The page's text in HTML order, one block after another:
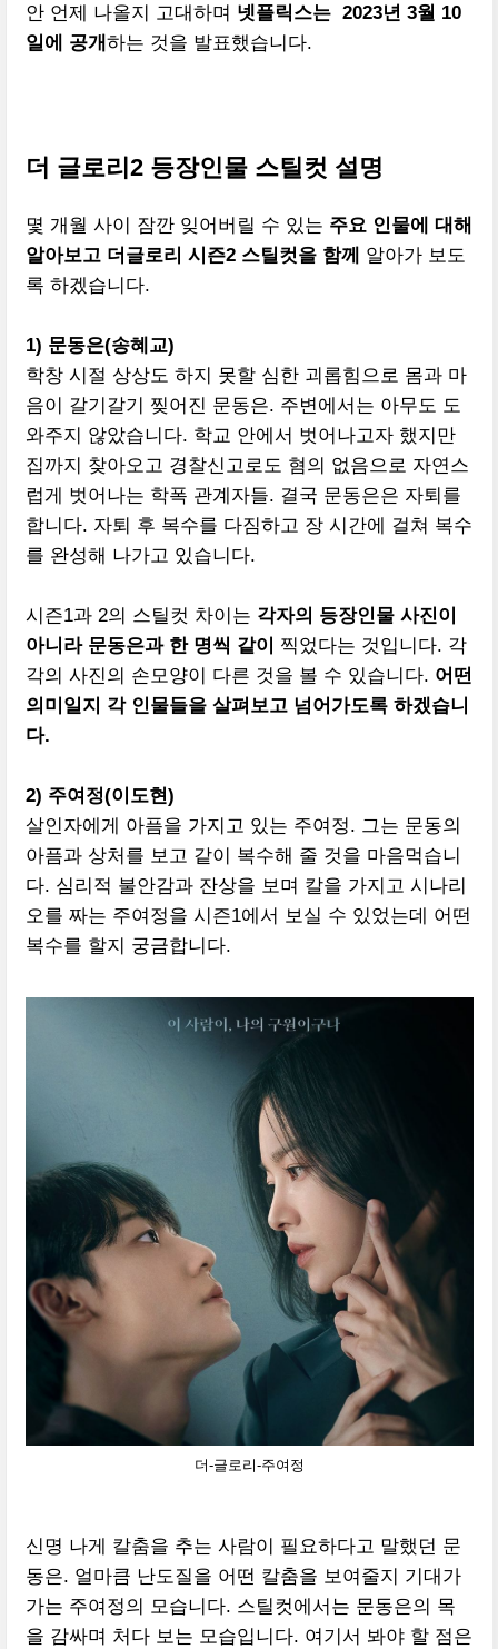
안 언제 나올지 고대하며 넷플릭스는 2023년 3월 10
일에 공개하는 것을 발표했습니다.
더 글로리2 등장인물 스틸컷 설명
몇 개월 사이 잠깐 잊어버릴 수 있는 주요 인물에 대해
알아보고 더글로리 시즌2 스틸컷을 함께
알아가 보도
록 하겠습니다.
1) 문동은(송혜교)
학창 시절 상상도 하지 못할 심한 괴롭힘으로 몸과 마
음이 갈기갈기 찢어진 문동은. 주변에서는 아무도 도
와주지 않았습니다. 학교 안에서 벗어나고자 했지만
집까지 찾아오고 경찰신고로도 혐의 없음으로 자연스
럽게 벗어나는 학폭 관계자들. 결국 문동은은 자퇴를
합니다. 자퇴 후 복수를 다짐하고 장 시간에 걸쳐 복수
를 완성해 나가고 있습니다.
시즌1과 2의 스틸컷 차이는 각자의 등장인물 사진이
아니라 문동은과 한 명씩 같이
찍었다는 것입니다. 각
각의 사진의 손모양이 다른 것을 볼 수 있습니다. 어떤
의미일지 각 인물들을 살펴보고 넘어가도록 하겠습니
다.
2) 주여정(이도현)
살인자에게 아픔을 가지고 있는 주여정. 그는 문동의
아픔과 상처를 보고 같이 복수해 줄 것을 마음먹습니
다. 심리적 불안감과 잔상을 보며 칼을 가지고 시나리
오를 짜는 주여정을 시즌1에서 보실 수 있었는데 어떤
복수를 할지 궁금합니다.
더-글로리-주여정
신명 나게 칼춤을 추는 사람이 필요하다고 말했던 문
동은. 얼마큼 난도질을 어떤 칼춤을 보여줄지 기대가
가는 주여정의 모습니다. 스틸컷에서는 문동은의 목
을 감싸며 처다 보는 모습입니다. 여기서 봐야 할 점은